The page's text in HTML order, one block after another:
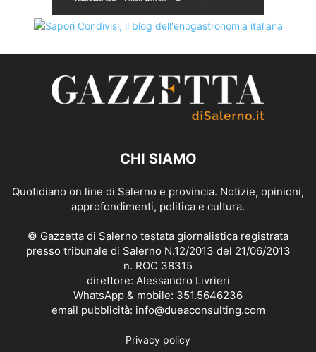
CHI SIAMO
Quotidiano on line di Salerno e provincia. Notizie, opinioni,
approfondimenti, politica e cultura.
© Gazzetta di Salerno testata giornalistica registrata
presso tribunale di Salerno N.12/2013 del 21/06/2013
n. ROC 38315
direttore: Alessandro Livrieri
WhatsApp & mobile: 351.5646236
email pubblicità: info@dueaconsulting.com
Privacy policy